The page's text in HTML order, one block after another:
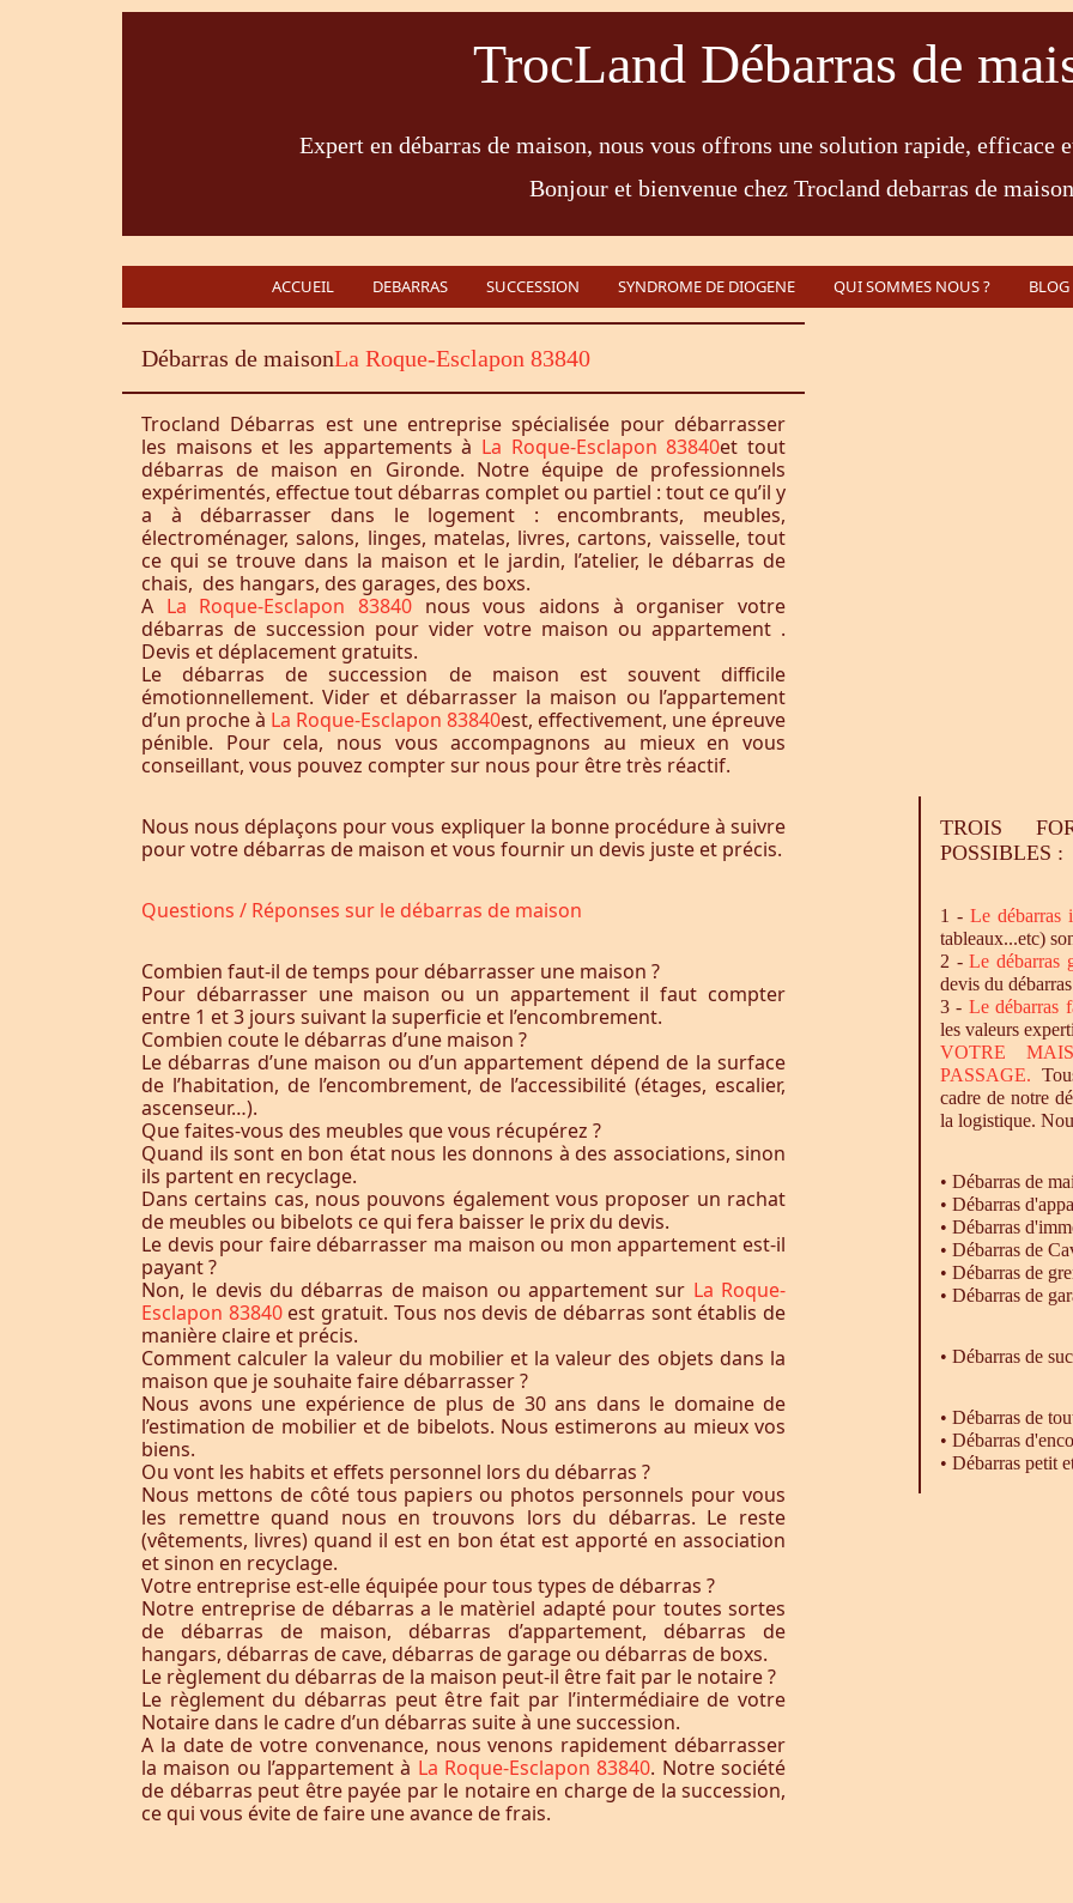
TrocLand Débarras de
Expert en débarras de maison, nous vous offrons une solution rapide, efficace
Bonjour et bienvenue chez Trocland debarras de
ACCUEIL DEBARRAS SUCCESSION SYNDROME DE DIOGENE QUI SOMMES NOUS ? BLOG
Débarras de maisonLa Roque-Esclapon 83840
Trocland Débarras est une entreprise spécialisée pour débarrasser
les maisons et les appartements à La Roque-Esclapon 83840et tout
débarras de maison en Gironde. Notre équipe de professionnels
expérimentés, effectue tout débarras complet ou partiel : tout ce qu’il y
a à débarrasser dans le logement : encombrants, meubles,
électroménager, salons, linges, matelas, livres, cartons, vaisselle, tout
ce qui se trouve dans la maison et le jardin, l’atelier, le débarras de
chais, des hangars, des garages, des boxs.
A La Roque-Esclapon 83840 nous vous aidons à organiser votre
débarras de succession pour vider votre maison ou appartement .
Devis et déplacement gratuits.
Le débarras de succession de maison est souvent difficile
émotionnellement. Vider et débarrasser la maison ou l’appartement
d’un proche à La Roque-Esclapon 83840est, effectivement, une épreuve
pénible. Pour cela, nous vous accompagnons au mieux en vous
conseillant, vous pouvez compter sur nous pour être très réactif.
Nous nous déplaçons pour vous expliquer la bonne procédure à suivre
pour votre débarras de maison et vous fournir un devis juste et précis.
Questions / Réponses sur le débarras de maison
Combien faut-il de temps pour débarrasser une maison ?
Pour débarrasser une maison ou un appartement il faut compter
entre 1 et 3 jours suivant la superficie et l’encombrement.
Combien coute le débarras d’une maison ?
Le débarras d’une maison ou d’un appartement dépend de la surface
de l’habitation, de l’encombrement, de l’accessibilité (étages, escalier,
ascenseur…).
Que faites-vous des meubles que vous récupérez ?
Quand ils sont en bon état nous les donnons à des associations, sinon
ils partent en recyclage.
Dans certains cas, nous pouvons également vous proposer un rachat
de meubles ou bibelots ce qui fera baisser le prix du devis.
Le devis pour faire débarrasser ma maison ou mon appartement est-il
payant ?
Non, le devis du débarras de maison ou appartement sur La Roque-
Esclapon 83840 est gratuit. Tous nos devis de débarras sont établis de
manière claire et précis.
Comment calculer la valeur du mobilier et la valeur des objets dans la
maison que je souhaite faire débarrasser ?
Nous avons une expérience de plus de 30 ans dans le domaine de
l’estimation de mobilier et de bibelots. Nous estimerons au mieux vos
biens.
Ou vont les habits et effets personnel lors du débarras ?
Nous mettons de côté tous papiers ou photos personnels pour vous
les remettre quand nous en trouvons lors du débarras. Le reste
(vêtements, livres) quand il est en bon état est apporté en association
et sinon en recyclage.
Votre entreprise est-elle équipée pour tous types de débarras ?
Notre entreprise de débarras a le matèriel adapté pour toutes sortes
de débarras de maison, débarras d’appartement, débarras de
hangars, débarras de cave, débarras de garage ou débarras de boxs.
Le règlement du débarras de la maison peut-il être fait par le notaire ?
Le règlement du débarras peut être fait par l’intermédiaire de votre
Notaire dans le cadre d’un débarras suite à une succession.
A la date de votre convenance, nous venons rapidement débarrasser
la maison ou l’appartement à La Roque-Esclapon 83840. Notre société
de débarras peut être payée par le notaire en charge de la succession,
ce qui vous évite de faire une avance de frais.
TROIS
POSSIBLES :
1 -Ledébarras
tableaux...etc)
2 -Ledébarras
devis du
3 - Ledébarras
les valeurs
VOTRE
PASSAGE.
cadre de notre
la logistique.
• Débarras de
• Débarras
• Débarras
• Débarras de
• Débarras de
• Débarras de
• Débarras de
• Débarras de
• Débarras
• Débarras petit